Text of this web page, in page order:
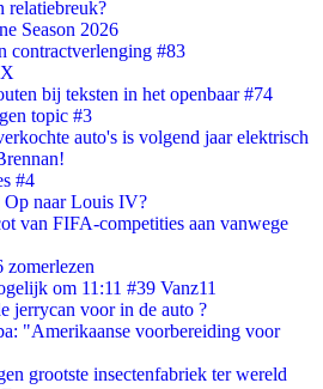
relatiebreuk?
Season 2026
contractverlenging #83
bij teksten in het openbaar #74
topic #3
auto's is volgend jaar elektrisch
#4
naar Louis IV?
van FIFA-competities aan vanwege
zomerlezen
om 11:11 #39 Vanz11
jerrycan voor in de auto ?
"Amerikaanse voorbereiding voor
grootste insectenfabriek ter wereld